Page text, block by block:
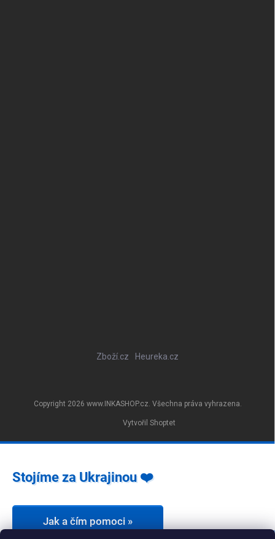
Zboží.cz Heureka.cz
Vytvořil Shoptet
Copyright 2026 www.INKASHOP.cz. Všechna práva vyhrazena.
Stojíme za Ukrajinou ❤️
Jak a čím pomoci »